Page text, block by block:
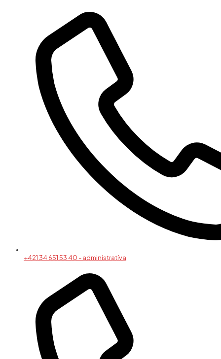
+421 34 651 53 40 - administratíva